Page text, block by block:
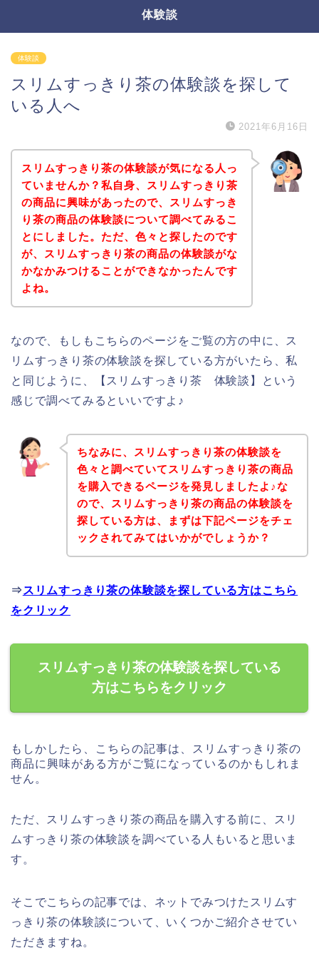
体験談
体験談
スリムすっきり茶の体験談を探して
いる人へ
2021年6月16日
スリムすっきり茶の体験談が気になる人っ
ていませんか？私自身、スリムすっきり茶
の商品に興味があったので、スリムすっき
り茶の商品の体験談について調べてみるこ
とにしました。ただ、色々と探したのです
が、スリムすっきり茶の商品の体験談がな
かなかみつけることができなかったんです
よね。
なので、もしもこちらのページをご覧の方の中に、ス
リムすっきり茶の体験談を探している方がいたら、私
と同じように、【スリムすっきり茶 体験談】という
感じで調べてみるといいですよ♪
ちなみに、スリムすっきり茶の体験談を
色々と調べていてスリムすっきり茶の商品
を購入できるページを発見しましたよ♪な
ので、スリムすっきり茶の商品の体験談を
探している方は、まずは下記ページをチェ
ックされてみてはいかがでしょうか？
⇒ スリムすっきり茶の体験談を探している方はこちら
をクリック
スリムすっきり茶の体験談を探している
方はこちらをクリック
もしかしたら、こちらの記事は、スリムすっきり茶の
商品に興味がある方がご覧になっているのかもしれま
せん。
ただ、スリムすっきり茶の商品を購入する前に、スリ
ムすっきり茶の体験談を調べている人もいると思いま
す。
そこでこちらの記事では、ネットでみつけたスリムす
っきり茶の体験談について、いくつかご紹介させてい
ただきますね。